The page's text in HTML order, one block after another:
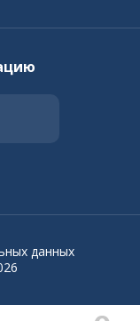
данных